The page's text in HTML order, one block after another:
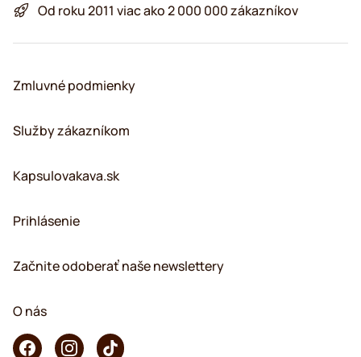
Od roku 2011 viac ako 2 000 000 zákazníkov
Zmluvné podmienky
Služby zákazníkom
Kapsulovakava.sk
Prihlásenie
Začnite odoberať naše newslettery
O nás